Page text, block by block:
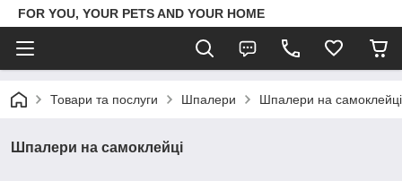
FOR YOU, YOUR PETS AND YOUR HOME
Товари та послуги Шпалери Шпалери на самоклейці
Шпалери на самоклейці